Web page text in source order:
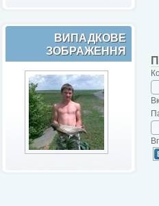
ВИПАДКОВЕ
ЗОБРАЖЕННЯ